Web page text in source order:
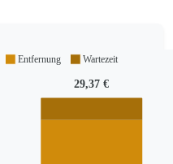
29,37 €
Entfernung Wartezeit